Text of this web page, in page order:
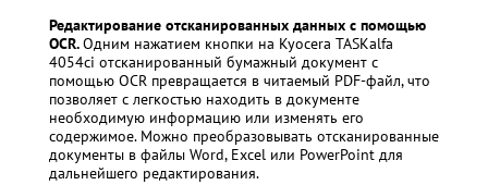
Редактирование отсканированных данных с помощью
OCR.Одним нажатием кнопки на Kyocera TASKalfa
4054ci отсканированный бумажный документ с
помощью OCR превращается в читаемый PDF-файл, что
позволяет с легкостью находить в документе
необходимую информацию или изменять его
содержимое. Можно преобразовывать отсканированные
документы в файлы Word, Excel или PowerPoint для
дальнейшего редактирования.